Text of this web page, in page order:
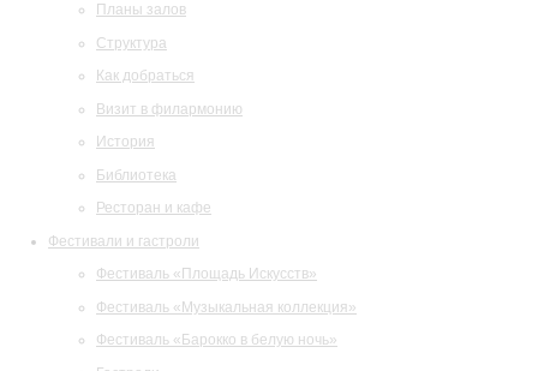
Планы залов
Структура
Как добраться
Визит в филармонию
История
Библиотека
Ресторан и кафе
Фестивали и гастроли
Фестиваль «Площадь Искусств»
Фестиваль «Музыкальная коллекция»
Фестиваль «Барокко в белую ночь»